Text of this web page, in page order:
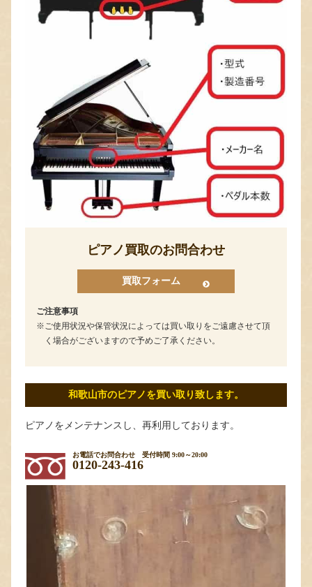
ピアノ買取のお問合わせ
買取フォーム
ご注意事項
ご使用状況や保管状況によっては買い取りをご遠慮させて頂
く場合がございますので予めご了承ください。
和歌山市のピアノを買い取り致します。
ピアノをメンテナンスし、再利用しております。
お電話でお問合わせ 受付時間 9:00～20:00
0120-243-416